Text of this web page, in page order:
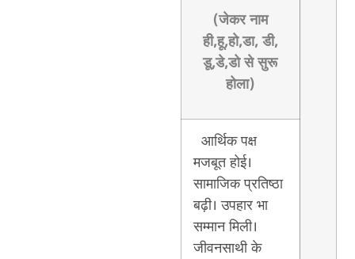
(जेकर नाम
ही,हू,हो,डा, डी,
डू,डे,डो से सुरू
होला)
आर्थिक पक्ष
मजबूत होई।
सामाजिक प्रतिष्ठा
बढ़ी। उपहार भा
सम्मान मिली।
जीवनसाथी के